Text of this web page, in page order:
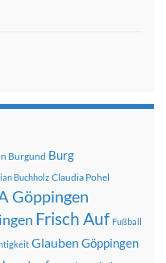
Burgund Burg
Buchholz Claudia Pohel
Göppingen
Frisch Auf Fußball
Glauben Göppingen